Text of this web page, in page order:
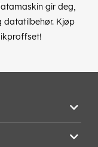
gir deg,
Kjøp